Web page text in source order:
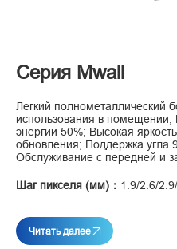
Серия Mwall
Легкий полнометаллический
использования в
энергии 50%; Высокая
обновления; Поддержка угла
Обслуживание с передней и
Шаг пикселя (мм)： 1.9/2.6/
Читать далее